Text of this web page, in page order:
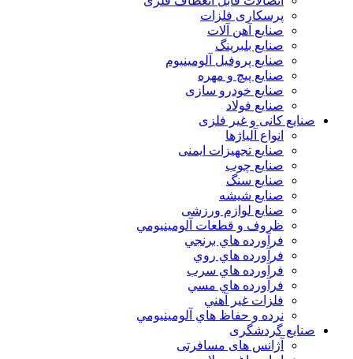
پرسکاری فلزات
صنایع آهن آلات
صنایع بلبرینگ
صنایع پروفیل آلومینیوم
صنایع پیچ و مهره
صنایع خودرو سازی
صنایع فولاد
صنایع کانی و غیر فلزی
انواع آلياژها
صنایع تجهیزات ایمنی
صنایع چوب
صنایع سنگ
صنایع شیشه
صنایع لوازم ورزشی
ظروف و قطعات آلومينيومي
فرآورده هاي برنجي
فرآورده هاي روي
فرآورده هاي سرب
فرآورده هاي مسي
فلزات غير آهني
نرده و حفاظ هاي آلومينيومي
صنایع گردشگری
آژانس های مسافرتی